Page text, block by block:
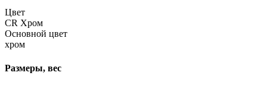
Цвет
CR Хром
Основной цвет
хром
Размеры, вес